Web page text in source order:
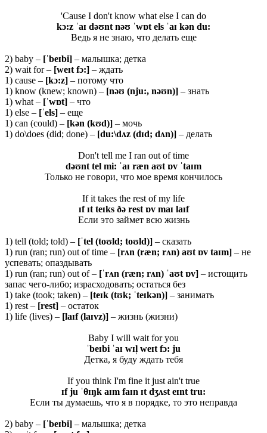
'Cause I don't know what else I can do
kɔ:z ˈaɪ dəʊnt nəʊ ˈwɒt els ˈaɪ kən du:
Ведь я не знаю, что делать еще
2) baby – [ˈbeɪbi] – малышка; детка
2) wait for – [weɪt fɔ:] – ждать
1) cause – [kɔ:z] – потому что
1) know (knew; known) – [nəʊ (nju:, nəʊn)] – знать
1) what – [ˈwɒt] – что
1) else – [ˈels] – еще
1) can (could) – [kən (kʊd)] – мочь
1) do\does (did; done) – [du:\dʌz (dɪd; dʌn)] – делать
Don't tell me I ran out of time
dəʊnt tel mi: ˈaɪ ræn aʊt ɒv ˈtaɪm
Только не говори, что мое время кончилось
If it takes the rest of my life
ɪf ɪt teɪks ðə rest ɒv maɪ laɪf
Если это займет всю жизнь
1) tell (told; told) – [ˈtel (toʊld; toʊld)] – сказать
1) run (ran; run) out of time – [rʌn (ræn; rʌn) aʊt ɒv taɪm] – не
успевать; опаздывать
1) run (ran; run) out of – [ˈrʌn (ræn; rʌn) ˈaʊt ɒv] – истощить
запас чего-либо; израсходовать; остаться без
1) take (took; taken) – [teɪk (tʊk; ˈteɪkən)] – занимать
1) rest – [rest] – остаток
1) life (lives) – [laɪf (laɪvz)] – жизнь (жизни)
Baby I will wait for you
ˈbeɪbi ˈaɪ wɪl̩ weɪt fɔ: ju
Детка, я буду ждать тебя
If you think I'm fine it just ain't true
ɪf ju ˈθɪŋk aɪm faɪn ɪt dʒʌst eɪnt tru:
Если ты думаешь, что я в порядке, то это неправда
2) baby – [ˈbeɪbi] – малышка; детка